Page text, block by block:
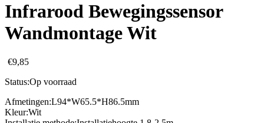
Infrarood Bewegingssensor
Wandmontage Wit
€9,85
Status:Op voorraad
Afmetingen:L94*W65.5*H86.5mm
Kleur:Wit